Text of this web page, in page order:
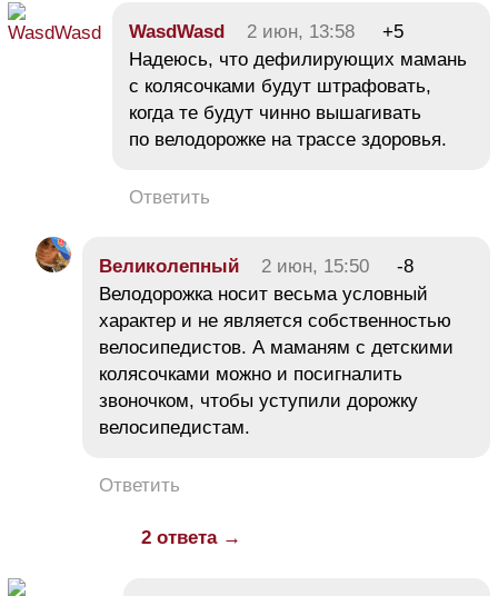
WasdWasd 2 июн, 13:58
+5
Надеюсь, что дефилирующих мамань
с колясочками будут штрафовать,
когда те будут чинно вышагивать
по велодорожке на трассе здоровья.
Ответить
Великолепный 2 июн, 15:50
-8
Велодорожка носит весьма условный
характер и не является собственностью
велосипедистов. А маманям с детскими
колясочками можно и посигналить
звоночком, чтобы уступили дорожку
велосипедистам.
Ответить
2 ответа →